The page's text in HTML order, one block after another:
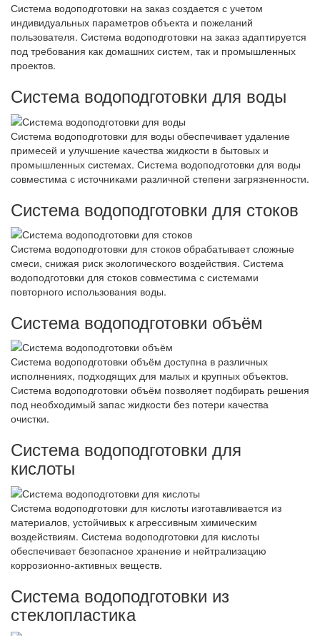
Система водоподготовки на заказ создается с учетом
индивидуальных параметров объекта и пожеланий
пользователя. Система водоподготовки на заказ адаптируется
под требования как домашних систем, так и промышленных
проектов.
Система водоподготовки для воды
Система водоподготовки для воды обеспечивает удаление
примесей и улучшение качества жидкости в бытовых и
промышленных системах. Система водоподготовки для воды
совместима с источниками различной степени загрязненности.
Система водоподготовки для стоков
Система водоподготовки для стоков обрабатывает сложные
смеси, снижая риск экологического воздействия. Система
водоподготовки для стоков совместима с системами
повторного использования воды.
Система водоподготовки объём
Система водоподготовки объём доступна в различных
исполнениях, подходящих для малых и крупных объектов.
Система водоподготовки объём позволяет подбирать решения
под необходимый запас жидкости без потери качества
очистки.
Система водоподготовки для
кислоты
Система водоподготовки для кислоты изготавливается из
материалов, устойчивых к агрессивным химическим
воздействиям. Система водоподготовки для кислоты
обеспечивает безопасное хранение и нейтрализацию
коррозионно-активных веществ.
Система водоподготовки из
стеклопластика